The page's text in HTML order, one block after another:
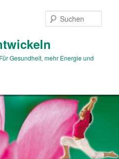
Gesundheit, mehr Energie und